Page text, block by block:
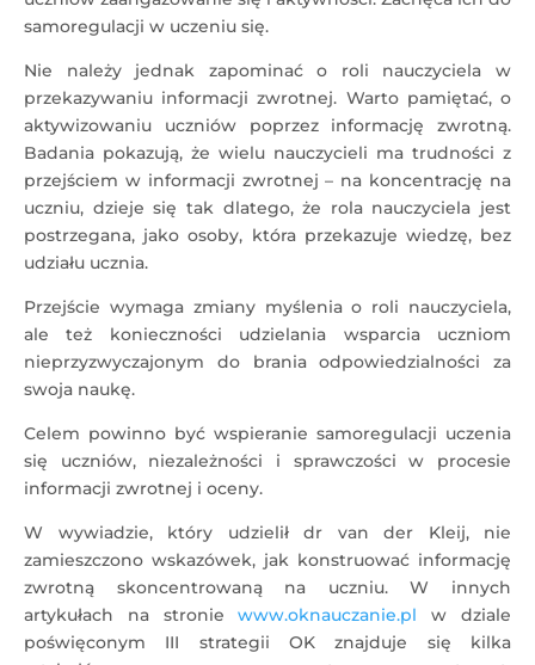
samoregulacji w uczeniu się.
Nie należy jednak zapominać o roli nauczyciela w
przekazywaniu informacji zwrotnej. Warto pamiętać, o
aktywizowaniu uczniów poprzez informację zwrotną.
Badania pokazują, że wielu nauczycieli ma trudności z
przejściem w informacji zwrotnej – na koncentrację na
uczniu, dzieje się tak dlatego, że rola nauczyciela jest
postrzegana, jako osoby, która przekazuje wiedzę, bez
udziału ucznia.
Przejście wymaga zmiany myślenia o roli nauczyciela,
ale też konieczności udzielania wsparcia uczniom
nieprzyzwyczajonym do brania odpowiedzialności za
swoja naukę.
Celem powinno być wspieranie samoregulacji uczenia
się uczniów, niezależności i sprawczości w procesie
informacji zwrotnej i oceny.
W wywiadzie, który udzielił dr van der Kleij, nie
zamieszczono wskazówek, jak konstruować informację
zwrotną skoncentrowaną na uczniu. W innych
artykułach na stroniewww.oknauczanie.pl w dziale
poświęconym III strategii OK znajduje się kilka